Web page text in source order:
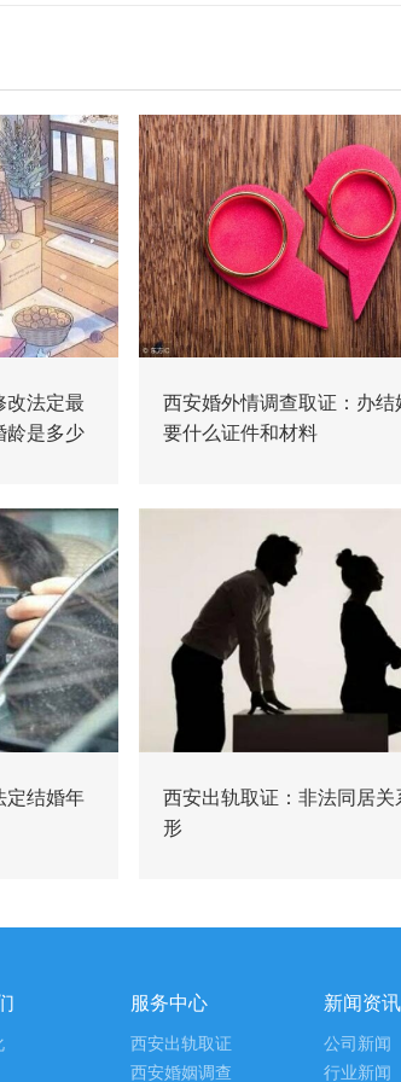
改法定最
龄是多少
西安婚外情调查取证：办结
要什么证件和材料
定结婚年
西安出轨取证：非法同居关
形
服务中心
西安出轨取证
西安婚姻调查
新闻资讯
公司新闻
行业新闻